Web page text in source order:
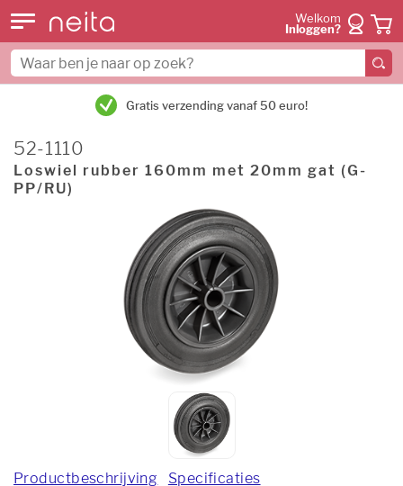
Welkom
Inloggen?
Gratis verzending vanaf 50 euro!
52-1110
Loswiel rubber 160mm met 20mm gat (G-
PP/RU)
Productbeschrijving Specificaties